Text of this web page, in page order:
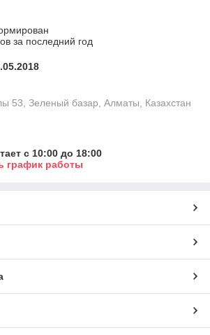
за последний год
53, Зеленый базар, Алматы, Казахстан
с 10:00 до 18:00
график работы